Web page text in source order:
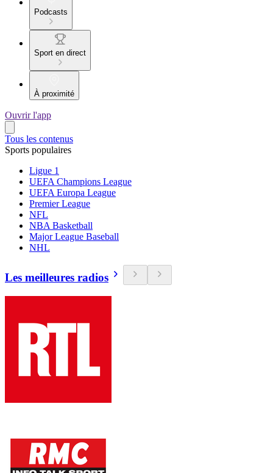
Podcasts
Sport en direct
À proximité
Ouvrir l'app
Tous les contenus
Sports populaires
Ligue 1
UEFA Champions League
UEFA Europa League
Premier League
NFL
NBA Basketball
Major League Baseball
NHL
Les meilleures radios